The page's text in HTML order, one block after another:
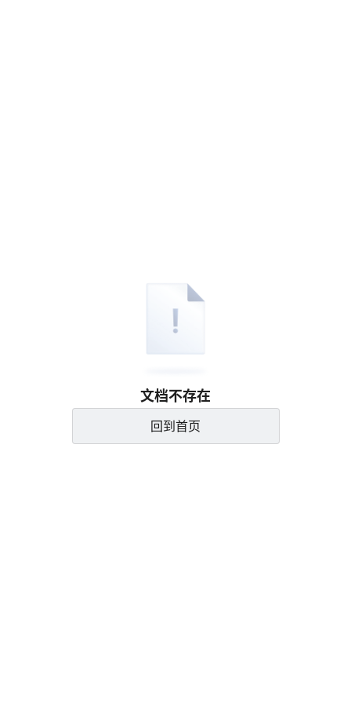
文档不存在
回到首页